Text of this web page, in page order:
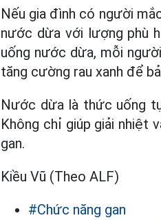
Nếu gia đình có người
nước dừa với lượng phù
uống nước dừa, mỗi
tăng cường rau xanh để
Nước dừa là thức uống
Không chỉ giúp giải nhiệt
gan.
Kiều Vũ (Theo ALF)
#Chức năng gan